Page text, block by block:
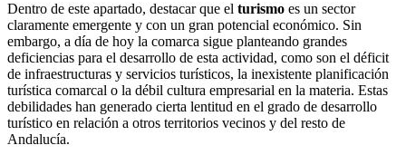
Dentro de este apartado, destacar que el turismo es un sector
claramente emergente y con un gran potencial económico. Sin
embargo, a día de hoy la comarca sigue planteando grandes
deficiencias para el desarrollo de esta actividad, como son el déficit
de infraestructuras y servicios turísticos, la inexistente planificación
turística comarcal o la débil cultura empresarial en la materia. Estas
debilidades han generado cierta lentitud en el grado de desarrollo
turístico en relación a otros territorios vecinos y del resto de
Andalucía.